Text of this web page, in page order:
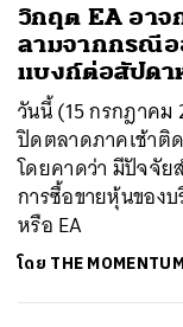
วิกฤต EA อาจก
ลามจากกรณีอ
แบงก์ต่อสัปดา
วันนี้ (15 กรกฎาคม
ปิดตลาดภาคเช้าติ
โดยคาดว่า มีปัจจั
การซื้อขายหุ้นของ
หรือ EA
โดย THE